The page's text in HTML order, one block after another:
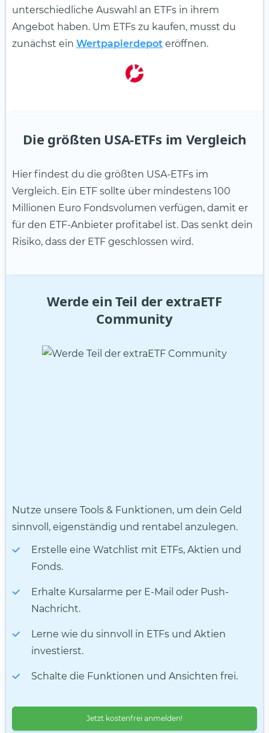
unterschiedliche Auswahl an ETFs in ihrem
Angebot haben. Um ETFs zu kaufen, musst du
zunächst ein Wertpapierdepot eröffnen.
Die größten USA-ETFs im Vergleich
Hier findest du die größten USA-ETFs im
Vergleich. Ein ETF sollte über mindestens 100
Millionen Euro Fondsvolumen verfügen, damit er
für den ETF-Anbieter profitabel ist. Das senkt dein
Risiko, dass der ETF geschlossen wird.
Werde ein Teil der extraETF
Community
Nutze unsere Tools & Funktionen, um dein Geld
sinnvoll, eigenständig und rentabel anzulegen.
Erstelle eine Watchlist mit ETFs, Aktien und
Fonds.
Erhalte Kursalarme per E-Mail oder Push-
Nachricht.
Lerne wie du sinnvoll in ETFs und Aktien
investierst.
Schalte die Funktionen und Ansichten frei.
Jetzt kostenfrei anmelden!